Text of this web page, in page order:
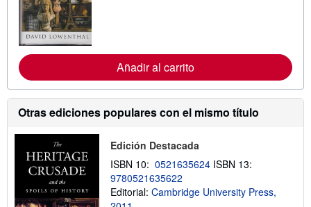
m
i
s
r
l
t
Añadir al carrito
Otras ediciones populares con el mismo título
Edición Destacada
ISBN 10: 0521635624 ISBN 13:
9780521635622
Editorial: Cambridge University Press,